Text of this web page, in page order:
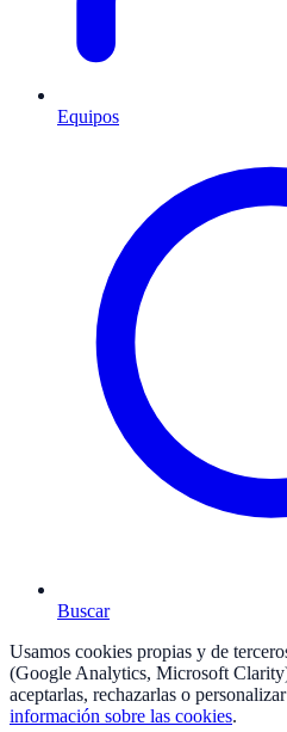
Equipos
Buscar
Usamos cookies propias y de
(Google Analytics, Microsoft
aceptarlas, rechazarlas o
información sobre las cookies.